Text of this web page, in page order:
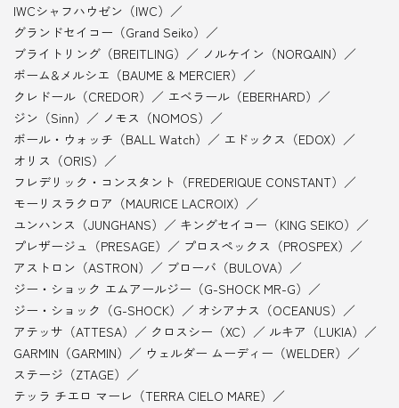
IWCシャフハウゼン（IWC）
グランドセイコー（Grand Seiko）
ブライトリング（BREITLING）
ノルケイン（NORQAIN）
ボーム&メルシエ（BAUME & MERCIER）
クレドール（CREDOR）
エベラール（EBERHARD）
ジン（Sinn）
ノモス（NOMOS）
ボール・ウォッチ（BALL Watch）
エドックス（EDOX）
オリス（ORIS）
フレデリック・コンスタント（FREDERIQUE CONSTANT）
モーリスラクロア（MAURICE LACROIX）
ユンハンス（JUNGHANS）
キングセイコー（KING SEIKO）
プレザージュ（PRESAGE）
プロスペックス（PROSPEX）
アストロン（ASTRON）
ブローバ（BULOVA）
ジー・ショック エムアールジー（G-SHOCK MR-G）
ジー・ショック（G-SHOCK）
オシアナス（OCEANUS）
アテッサ（ATTESA）
クロスシー（XC）
ルキア（LUKIA）
GARMIN（GARMIN）
ウェルダー ムーディー（WELDER）
ステージ（ZTAGE）
テッラ チエロ マーレ（TERRA CIELO MARE）